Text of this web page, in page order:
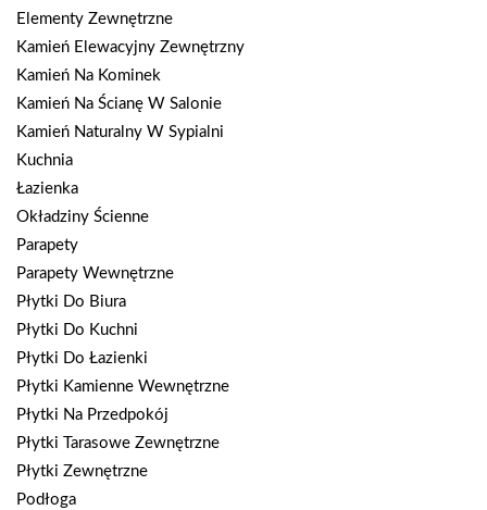
Elementy Zewnętrzne
Kamień Elewacyjny Zewnętrzny
Kamień Na Kominek
Kamień Na Ścianę W Salonie
Kamień Naturalny W Sypialni
Kuchnia
Łazienka
Okładziny Ścienne
Parapety
Parapety Wewnętrzne
Płytki Do Biura
Płytki Do Kuchni
Płytki Do Łazienki
Płytki Kamienne Wewnętrzne
Płytki Na Przedpokój
Płytki Tarasowe Zewnętrzne
Płytki Zewnętrzne
Podłoga